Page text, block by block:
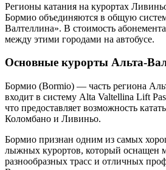
Регионы катания на курортах
Бормио объединяются в общую
Валтеллина». В стоимость
между этими городами на автобусе.
Основные курорты Альта-
Бормио (Bormio) — часть региона
входит в систему Alta Valtellina Lift
что предоставляет возможность
Коломбано и Ливиньо.
Бормио признан одним из самых
лыжных курортов, который оснащен
разнообразных трасс и отличных